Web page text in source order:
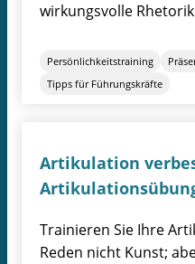
wirkungsvolle
Persönlichkeitstraining
Tipps für Führungskräfte
Artikulation
Trainieren Sie Ihre
Reden nicht Kunst;